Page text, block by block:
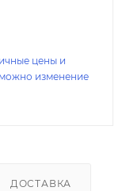
цены и
изменение
ДОСТАВКА